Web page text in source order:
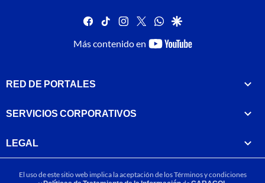
facebook
tiktok instagram
twitterwhatsapp
google
Más contenido en
youtube-
RED DE PORTALES
SERVICIOS CORPORATIVOS
LEGAL
El uso de este sitio web implica la aceptación de losTérminos y condiciones